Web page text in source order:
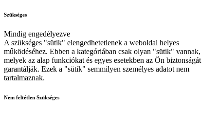
Szükséges
Mindig engedélyezve
A szükséges "sütik" elengedhetetlenek a weboldal helyes
működéséhez. Ebben a kategóriában csak olyan "sütik" vannak,
melyek az alap funkciókat és egyes esetekben az Ön biztonságát
garantálják. Ezek a "sütik" semmilyen személyes adatot nem
tartalmaznak.
Nem feltétlen Szükséges